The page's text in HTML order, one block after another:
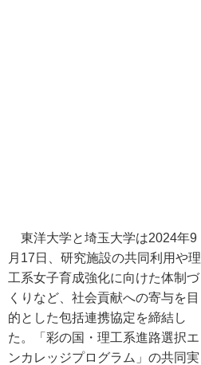
東洋大学と埼玉大学は2024年9
月17日、研究施設の共同利用や理
工系女子育成強化に向けた体制づ
くりなど、社会貢献への寄与を目
的とした包括連携協定を締結し
た。「彩の国・理工系進路選択エ
ンカレッジプログラム」の共同実